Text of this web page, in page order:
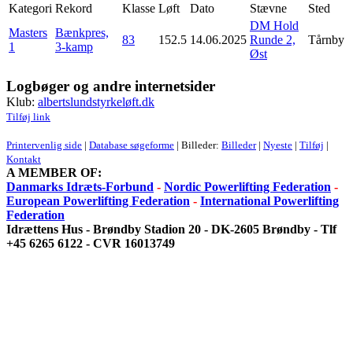
Kategori Rekord Klasse Løft Dato Stævne
Sted
Masters
1
Bænkpres,
3-kamp
83 152.5 14.06.2025
DM Hold
Runde 2,
Øst
Tårnby
Logbøger og andre internetsider
Klub: albertslundstyrkeløft.dk
Tilføj link
Printervenlig side | Database søgeforme | Billeder: Billeder| Nyeste | Tilføj |
Kontakt
A MEMBER OF:
Danmarks Idræts-Forbund - Nordic Powerlifting Federation -
European Powerlifting Federation - International Powerlifting
Federation
Idrættens Hus - Brøndby Stadion 20 - DK-2605 Brøndby - Tlf
+45 6265 6122 - CVR 16013749